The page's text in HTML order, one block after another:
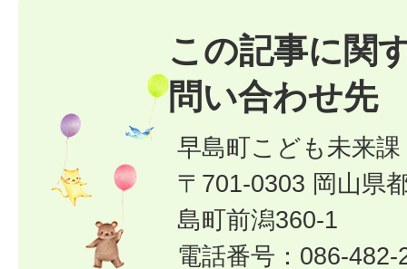
この記事に関
問い合わせ先
早島町こども未来課
〒701-0303 岡山県
島町前潟360-1
電話番号：086-482-